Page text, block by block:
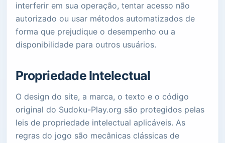
interferir em sua operação, tentar acesso não
autorizado ou usar métodos automatizados de
forma que prejudique o desempenho ou a
disponibilidade para outros usuários.
Propriedade Intelectual
O design do site, a marca, o texto e o código
original do Sudoku-Play.org são protegidos pelas
leis de propriedade intelectual aplicáveis. As
regras do jogo são mecânicas clássicas de